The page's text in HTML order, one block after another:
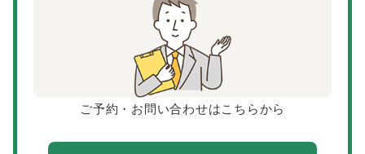
ご予約・お問い合わせはこちらから